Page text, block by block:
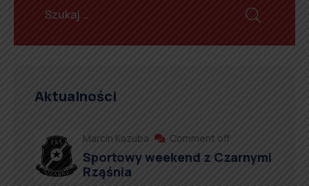
Aktualności
Marcin Kazuba Comment off
Sportowy weekend z Czarnymi
Rząśnia